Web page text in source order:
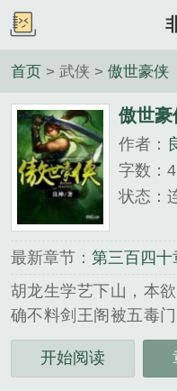
首页 > 武侠 > 傲世豪侠
傲世豪
作者：
字数：
状态：
最新章节： 第三百四十
胡龙生学艺下山，本
确不料剑王阁被五毒
差救了剑王阁主之女
卷入恩怨仇杀之中···
开始阅读